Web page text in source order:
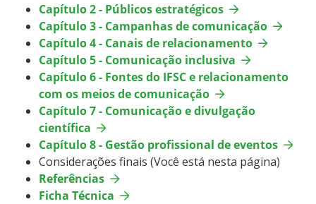
Capítulo 2 - Públicos estratégicos
Capítulo 3 - Campanhas de comunicação
Capítulo 4 - Canais de relacionamento
Capítulo 5 - Comunicação inclusiva
Capítulo 6 - Fontes do IFSC e relacionamento
com os meios de comunicação
Capítulo 7 - Comunicação e divulgação
científica
Capítulo 8 - Gestão profissional de eventos
Considerações finais (Você está nesta página)
Referências
Ficha Técnica